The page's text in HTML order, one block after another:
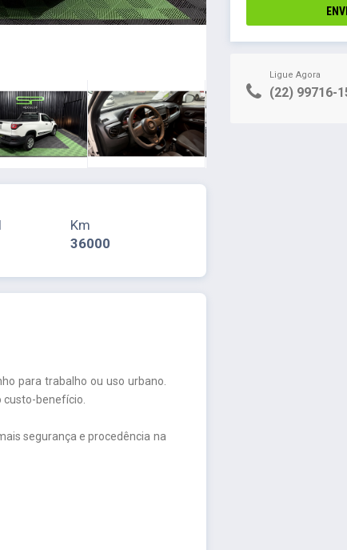
Km
36000
para trabalho ou uso urbano.
benefício.
segurança e procedência na
Ligue Agora
(22) 99716-